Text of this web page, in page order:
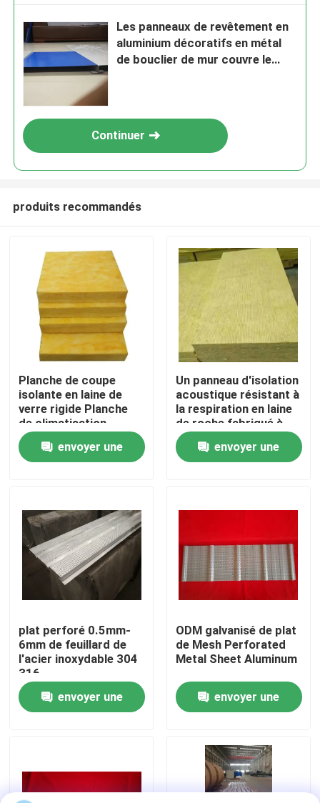
Maison
Produits
Visite d'usine
Contrôle de qualité
Demandez une citation
Bâtiments de structure en acier
atelier de structure métallique
Les panneaux de revêtement en
aluminium décoratifs en métal
de bouclier de mur couvre le
Continuer
produits recommandés
Planche de coupe
isolante en laine de
verre rigide Planche
de climatisation
envoyer une
Un panneau d'isolation
acoustique résistant à
la respiration en laine
de roche fabriqué à
partir de matériaux
durablesenvoyer une
plat perforé 0.5mm-
6mm de feuillard de
l'acier inoxydable 304
316
envoyer une
ODM galvanisé de plat
de Mesh Perforated
Metal Sheet Aluminum
envoyer une